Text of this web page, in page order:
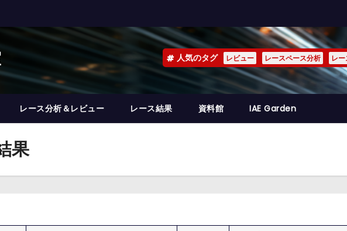
人気のタグ レビュー レースペース分析 レ
レース分析＆レビュー レース結果 資料館 IAE Garden
果